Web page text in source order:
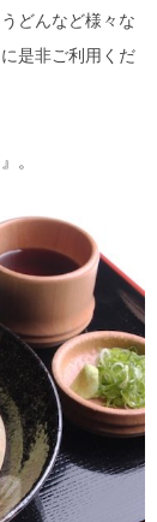
どんなど様々な
是非ご利用くだ
。